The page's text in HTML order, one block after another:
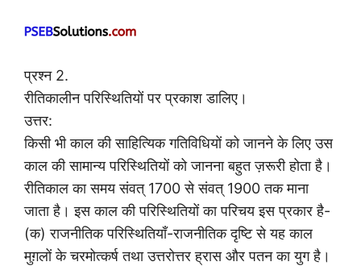
प्रश्न 2.
रीतिकालीन परिस्थितियों पर प्रकाश डालिए।
उत्तर:
किसी भी काल की साहित्यिक गतिविधियों को जानने के लिए उस
काल की सामान्य परिस्थितियों को जानना बहुत ज़रूरी होता है।
रीतिकाल का समय संवत् 1700 से संवत् 1900 तक माना
जाता है। इस काल की परिस्थितियों का परिचय इस प्रकार है-
(क) राजनीतिक परिस्थितियाँ-राजनीतिक दृष्टि से यह काल
मुग़लों के चरमोत्कर्ष तथा उत्तरोत्तर ह्रास और पतन का युग है।